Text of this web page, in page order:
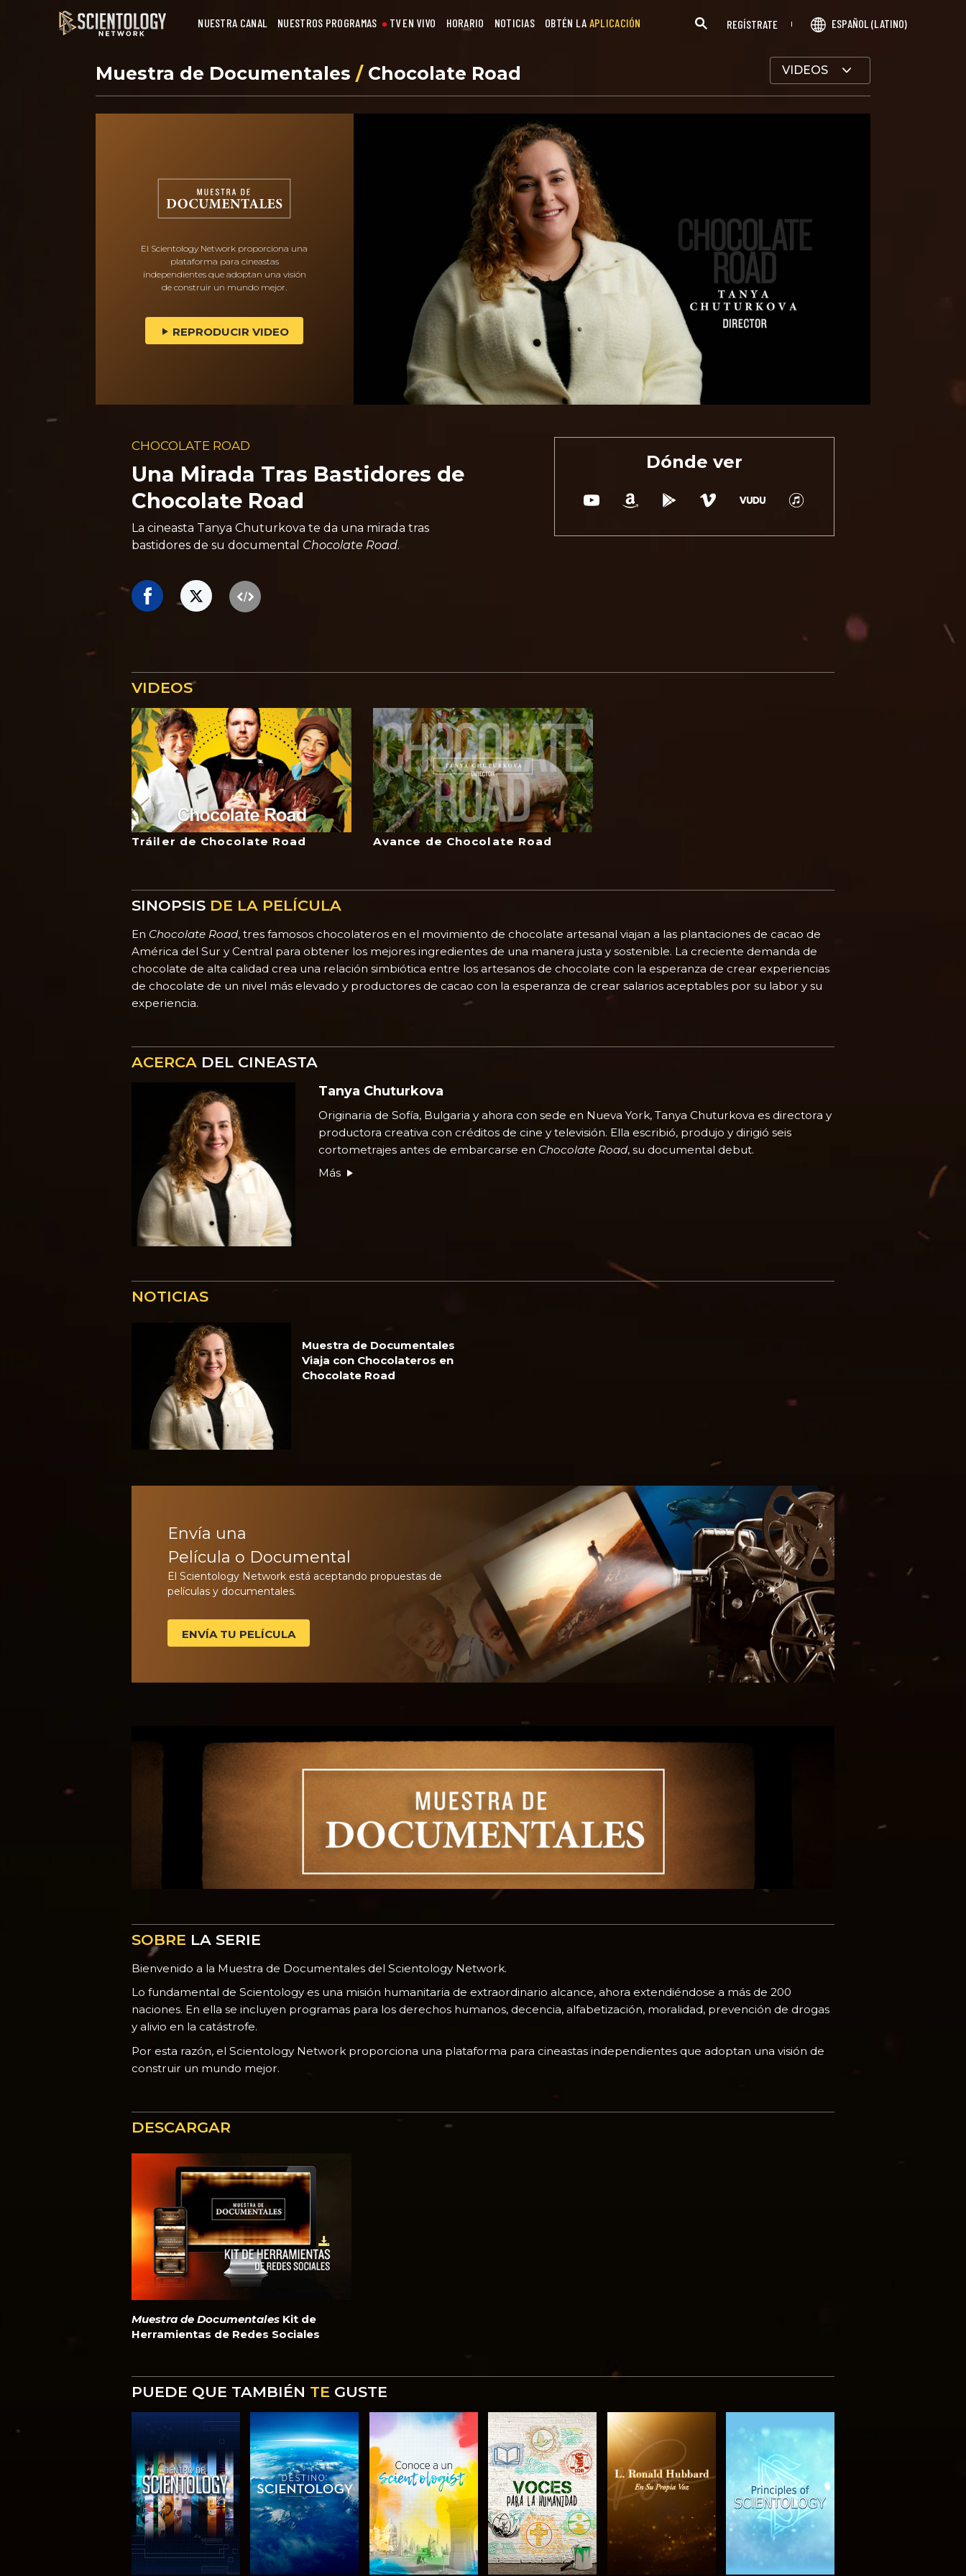
NUESTRA CANAL NUESTROS PROGRAMAS TV EN VIVO HORARIO NOTICIAS OBTÉN LA APLICACIÓN REGÍSTRATE ESPAÑOL (LATINO)
Muestra de Documentales / Chocolate Road VIDEOS
El Scientology Network proporciona una
plataforma para cineastas
independientes que adoptan una visión
de construir un mundo mejor.
REPRODUCIR VIDEO
CHOCOLATE ROAD
Una Mirada Tras Bastidores de
Chocolate Road
La cineasta Tanya Chuturkova te da una mirada tras
bastidores de su documental Chocolate Road.
Dónde ver
VIDEOS
Tráiler de Chocolate Road Avance de Chocolate Road
SINOPSIS DE LA PELÍCULA
En Chocolate Road, tres famosos chocolateros en el movimiento de chocolate artesanal viajan a las plantaciones de cacao de
América del Sur y Central para obtener los mejores ingredientes de una manera justa y sostenible. La creciente demanda de
chocolate de alta calidad crea una relación simbiótica entre los artesanos de chocolate con la esperanza de crear experiencias
de chocolate de un nivel más elevado y productores de cacao con la esperanza de crear salarios aceptables por su labor y su
experiencia.
ACERCA DEL CINEASTA
Tanya Chuturkova
Originaria de Sofía, Bulgaria y ahora con sede en Nueva York, Tanya Chuturkova es directora y
productora creativa con créditos de cine y televisión. Ella escribió, produjo y dirigió seis
cortometrajes antes de embarcarse en Chocolate Road, su documental debut.
Más
NOTICIAS
Muestra de Documentales
Viaja con Chocolateros en
Chocolate Road
Envía una
Película o Documental
El Scientology Network está aceptando propuestas de
películas y documentales.
ENVÍA TU PELÍCULA
SOBRE LA SERIE
Bienvenido a la Muestra de Documentales del Scientology Network.
Lo fundamental de Scientology es una misión humanitaria de extraordinario alcance, ahora extendiéndose a más de 200
naciones. En ella se incluyen programas para los derechos humanos, decencia, alfabetización, moralidad, prevención de drogas
y alivio en la catástrofe.
Por esta razón, el Scientology Network proporciona una plataforma para cineastas independientes que adoptan una visión de
construir un mundo mejor.
DESCARGAR
Muestra de Documentales Kit de
Herramientas de Redes Sociales
PUEDE QUE TAMBIÉN TE GUSTE